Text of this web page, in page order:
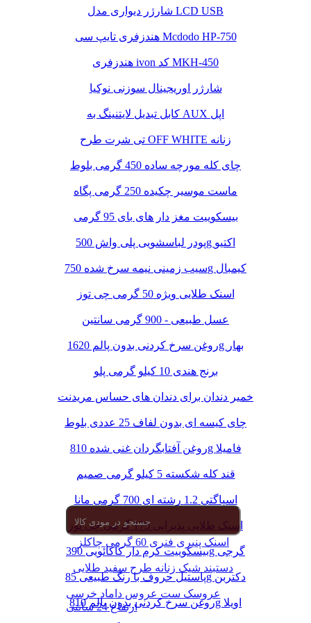
اسنک پنیری فنری 60 گرمی چاکلز
دستبند شیک زنانه طرح سفید طلایی
عروسک ست عروس داماد خرسی
ارتفاع 24 سانتی
شارژر دیواری مدل LCD USB
هندزفری تایپ سی Mcdodo HP-750
هندزفری ivon کد MKH-450
شارژر اوریجینال سوزنی نوکیا
کابل تبدیل لایتنینگ به AUX اپل
تی شرت طرح OFF WHITE زنانه
چای کله مورچه ساده 450 گرمی بلوط
ماست موسیر چکیده 250 گرمی پگاه
بیسکوییت مغز دار های بای 95 گرمی
پودر لباسشویی پلی واش 500g اکتیو
سیب زمینی نیمه سرخ شده 750g کیمبال
اسنک طلایی ویژه 50 گرمی چی توز
عسل طبیعی - 900 گرمی سانتین
روغن سرخ کردنی بدون پالم 1620g بهار
برنج هندی 10 کیلو گرمی پلو
خمیر دندان برای دندان های حساس مریدنت
چای کیسه ای بدون لفاف 25 عددی بلوط
روغن آفتابگردان غنی شده 810g فامیلا
قند کله شکسته 5 کیلو گرمی صمیم
اسپاگتی 1.2 رشته ای 700 گرمی مانا
اسنک طلایی پذیرایی 175 گرمی چی توز
بیسکوییت کرم دار کاکائویی 390g گرجی
پاستیل حروف با رنگ طبیعی 85g دکتربن
روغن سرخ کردنی بدون پالم 810g اویلا